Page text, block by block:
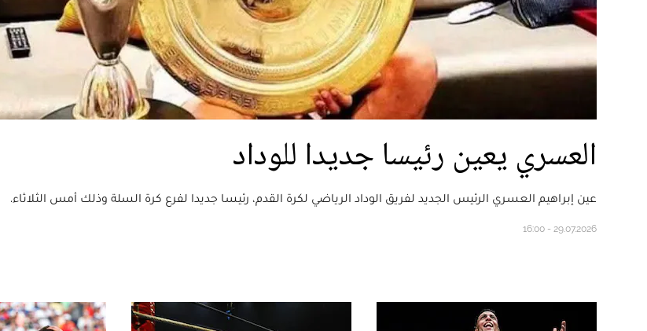
العسري يعين رئيسا جديدا للوداد
عين إبراهيم العسري الرئيس الجديد لفريق الوداد الرياضي لكرة القدم، رئيسا جديدا لفرع كرة السلة وذلك أمس الثلاثاء.
29.07.2026 - 16:00